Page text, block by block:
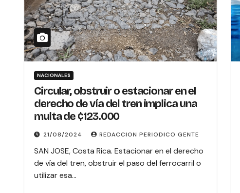
NACIONALES
Circular, obstruir o estacionar en el
derecho de vía del tren implica una
multa de ¢123.000
21/08/2024 REDACCION PERIODICO GENTE
SAN JOSE, Costa Rica. Estacionar en el derecho
de vía del tren, obstruir el paso del ferrocarril o
utilizar esa…